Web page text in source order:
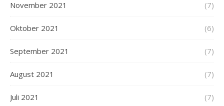
November 2021 (7)
Oktober 2021 (6)
September 2021 (7)
August 2021 (7)
Juli 2021 (7)